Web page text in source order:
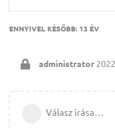
ENNYIVEL KÉSŐBB: 13 ÉV
administrator
Válasz írása…